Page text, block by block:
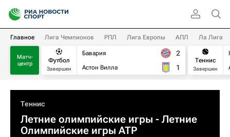
Главное Лига Чемпионов РПЛ Лига Европы АПЛ Ла Лига
Матч-
центр
Футбол
Завершен
Бавария
Астон Вилла
2
1
Теннис
Завершен
Теннис
Летние олимпийские игры - Летние
Олимпийские игры ATP